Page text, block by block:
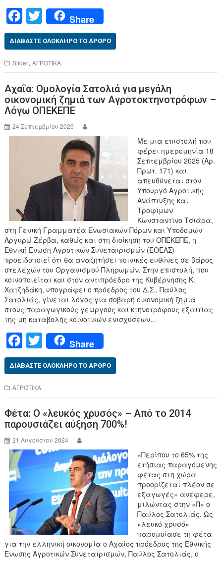
F
a
c
e
b
o
o
k
T
wi
tt
er
Share
ΔΙΑΒΆΣΤΕ ΟΛΌΚΛΗΡΟ ΤΟ ΆΡΘΡΟ
Slider,ΑΓΡΟΤΙΚΑ
Αχαΐα: Ομολογία Σατολιά για μεγάλη
οικονομική ζημιά των Αγροτοκτηνοτρόφων –
Λόγω ΟΠΕΚΕΠΕ
24 Σεπτεμβρίου 2025
Με μια επιστολή που
φέρει ημερομηνία 18
Σεπτεμβρίου 2025 (Αρ.
Πρωτ. 171) και
απευθύνεται στον
Υπουργό Αγροτικής
Ανάπτυξης και
Τροφίμων
Κωνσταντίνο Τσιάρα,
στη Γενική Γραμματέα Ενωσιακών Πόρων και Υποδομών
Αργυρώ Ζέρβα, καθώς και στη διοίκηση του ΟΠΕΚΕΠΕ, η
Εθνική Ένωση Αγροτικών Συνεταιρισμών (ΕΘΕΑΣ)
προειδοποιεί ότι θα αναζητήσει ποινικές ευθύνες σε βάρος
στελεχών του Οργανισμού Πληρωμών. Στην επιστολή, που
κοινοποιείται και στον αντιπρόεδρο της Κυβέρνησης Κ.
Χατζηδάκη, υπογράφει ο πρόεδρος του Δ.Σ., Παύλος
Σατολιάς, γίνεται λόγος για σοβαρή οικονομική ζημιά
στους παραγωγικούς γεωργούς και κτηνοτρόφους εξαιτίας
της μη καταβολής κοινοτικών ενισχύσεων…
F
a
c
e
b
o
o
k
T
wi
tt
Share
ΔΙΑΒΆΣΤΕ ΟΛΌΚΛΗΡΟ ΤΟ ΆΡΘΡΟ
ΑΓΡΟΤΙΚΑ
Φέτα: Ο «λευκός χρυσός» – Από το 2014
παρουσιάζει αύξηση 700%!
21 Αυγούστου 2024
«Περίπου το 65% της
ετήσιας παραγόμενης
φέτας στη χώρα
προορίζεται πλέον σε
εξαγωγές» ανέφερε,
μιλώντας στην «Π» ο
Παύλος Σατολιάς. Ως
«λευκό χρυσό»
παρομοίασε τη φέτα
για την ελληνική οικονομία ο Αχαίος πρόεδρος της Εθνικής
Ενωσης Αγροτικών Συνεταιρισμών, Παύλος Σατολιάς, ο